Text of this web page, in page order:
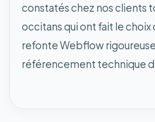
constatés chez nos clients
occitans qui ont fait le choix
refonte Webflow
référencement technique